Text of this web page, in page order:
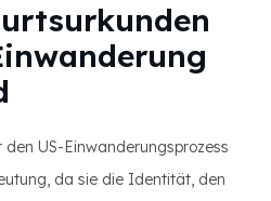
US-Einwanderungsprozess
da sie die Identität, den